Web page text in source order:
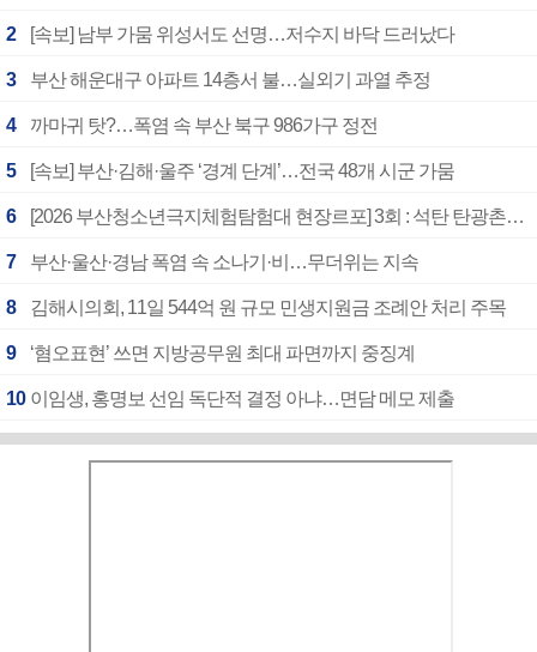
2 [속보] 남부 가뭄 위성서도 선명…저수지 바닥 드러났다
3 부산 해운대구 아파트 14층서 불…실외기 과열 추정
4 까마귀 탓?…폭염 속 부산 북구 986가구 정전
5 [속보] 부산·김해·울주 ‘경계 단계’…전국 48개 시군 가뭄
6 [2026 부산청소년극지체험탐험대 현장르포] 3회 : 석탄 탄광촌에서 북극 연구의 중심지로
7 부산·울산·경남 폭염 속 소나기·비…무더위는 지속
8 김해시의회, 11일 544억 원 규모 민생지원금 조례안 처리 주목
9 ‘혐오표현’ 쓰면 지방공무원 최대 파면까지 중징계
10 이임생, 홍명보 선임 독단적 결정 아냐…면담 메모 제출